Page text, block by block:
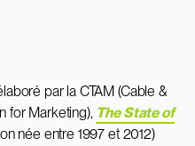
par la CTAM (Cable &
for Marketing), The State of
née entre 1997 et 2012)